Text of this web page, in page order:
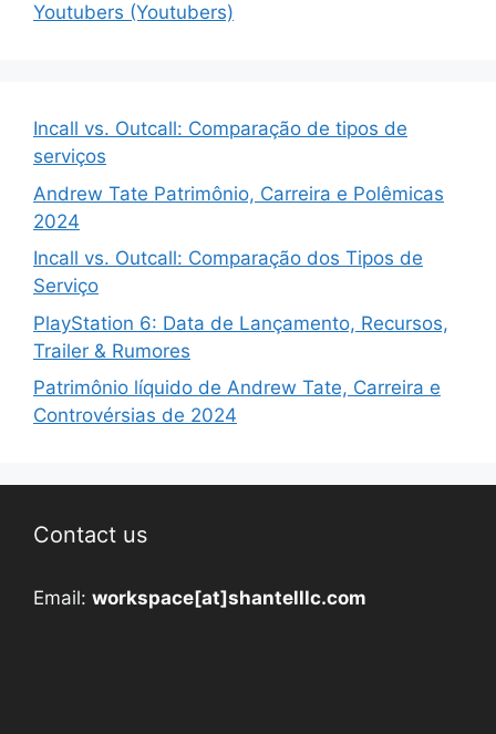
Youtubers (Youtubers)
Incall vs. Outcall: Comparação de tipos de
serviços
Andrew Tate Patrimônio, Carreira e Polêmicas
2024
Incall vs. Outcall: Comparação dos Tipos de
Serviço
PlayStation 6: Data de Lançamento, Recursos,
Trailer & Rumores
Patrimônio líquido de Andrew Tate, Carreira e
Controvérsias de 2024
Contact us
Email: workspace[at]shantelllc.com